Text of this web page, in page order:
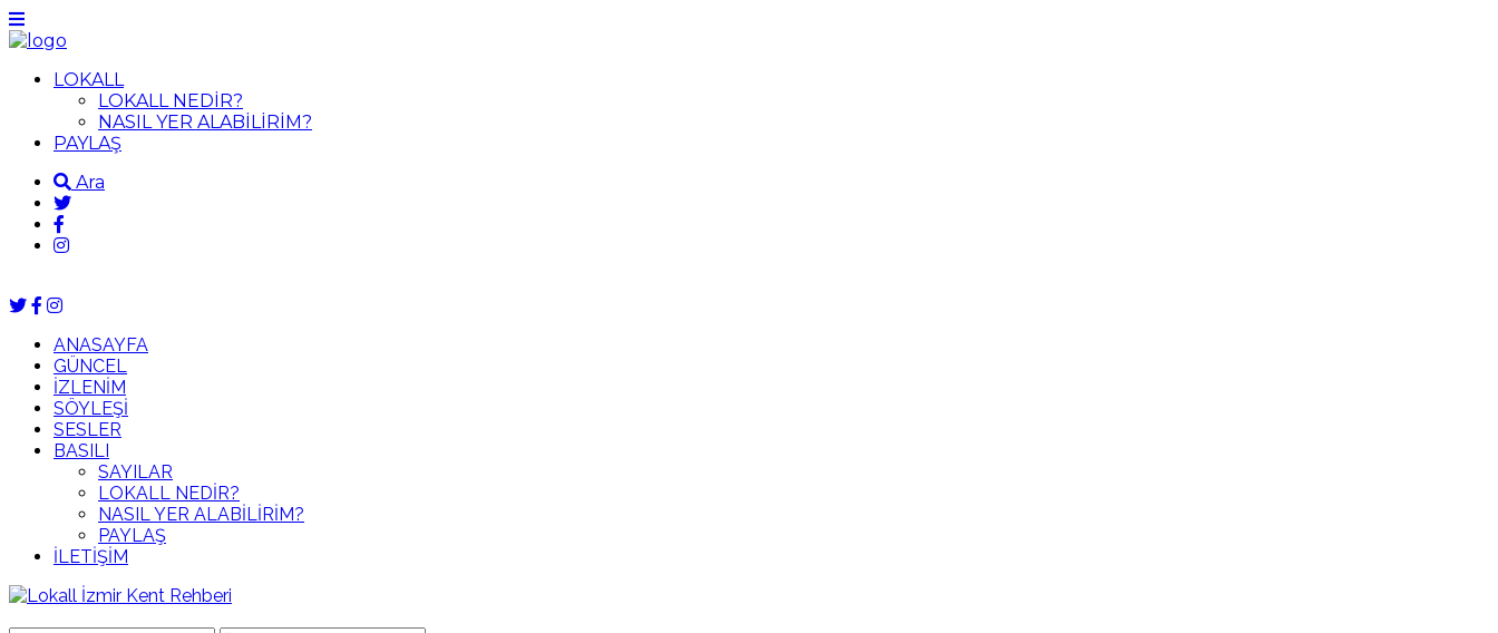
LOKALL
LOKALL NEDİR?
NASIL YER ALABİLİRİM?
PAYLAŞ
Ara
ANASAYFA
GÜNCEL
İZLENİM
SÖYLEŞİ
SESLER
BASILI
SAYILAR
LOKALL NEDİR?
NASIL YER ALABİLİRİM?
PAYLAŞ
İLETİŞİM